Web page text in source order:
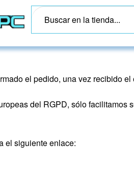
el pedido, una vez recibido
del RGPD, sólo facilitamos
el siguiente enlace: